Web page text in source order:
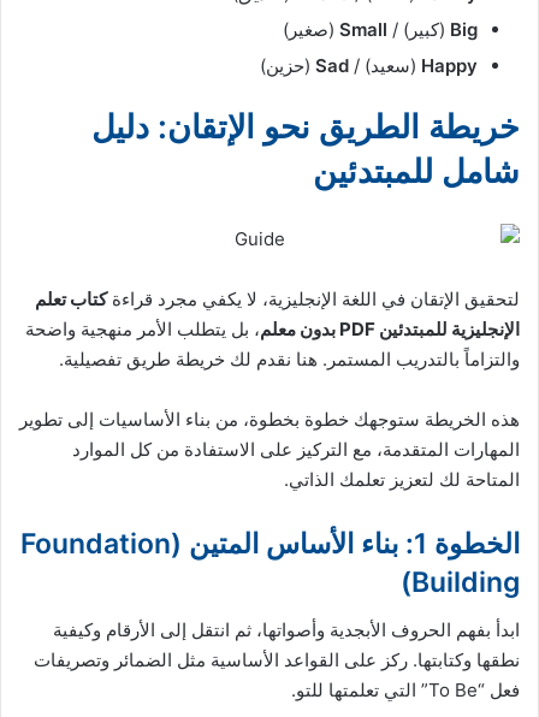
Big (كبير) / Small (صغير)
Happy (سعيد) / Sad (حزين)
خريطة الطريق نحو الإتقان: دليل
شامل للمبتدئين
لتحقيق الإتقان في اللغة الإنجليزية، لا يكفي مجرد قراءةكتاب تعلم
الإنجليزية للمبتدئين PDF بدون معلم
، بل يتطلب الأمر منهجية واضحة
والتزاماً بالتدريب المستمر. هنا نقدم لك خريطة طريق تفصيلية.
هذه الخريطة ستوجهك خطوة بخطوة، من بناء الأساسيات إلى تطوير
المهارات المتقدمة، مع التركيز على الاستفادة من كل الموارد
المتاحة لك لتعزيز تعلمك الذاتي.
الخطوة 1: بناء الأساس المتين (Foundation
Building)
ابدأ بفهم الحروف الأبجدية وأصواتها، ثم انتقل إلى الأرقام وكيفية
نطقها وكتابتها. ركز على القواعد الأساسية مثل الضمائر وتصريفات
فعل “To Be” التي تعلمتها للتو.